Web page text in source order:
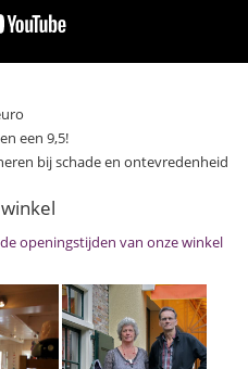
een 9,5!
bij schade en ontevredenheid
openingstijden van onze winkel